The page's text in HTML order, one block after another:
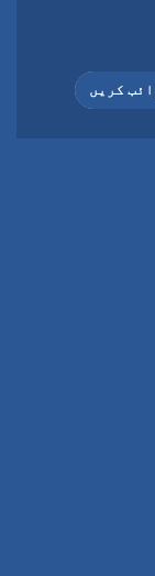
کریں